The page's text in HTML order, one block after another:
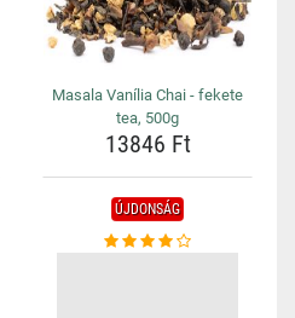
Masala Vanília Chai - fekete
tea, 500g
13846 Ft
ÚJDONSÁG